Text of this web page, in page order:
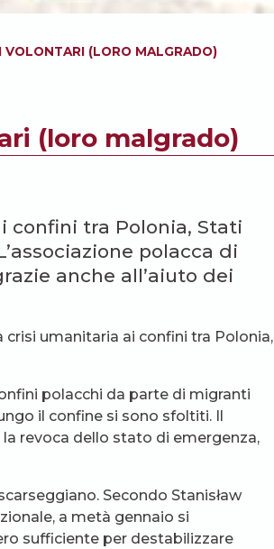
VOLONTARI (LORO MALGRADO)
(loro malgrado)
confini tra Polonia, Stati
polacca di
anche all’aiuto dei
crisi umanitaria ai confini tra Polonia,
polacchi da parte di migranti
il confine si sono sfoltiti. Il
revoca dello stato di emergenza,
Secondo Stanisław
a metà gennaio si
sufficiente per destabilizzare